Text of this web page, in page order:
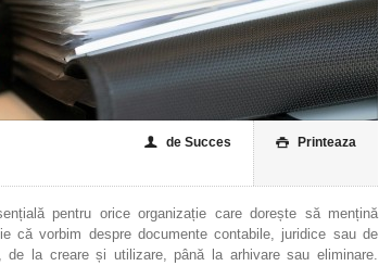
 Printeaza
👤 de Succes
pentru orice organizație care dorește să mențină
că vorbim despre documente contabile, juridice sau de
la creare și utilizare, până la arhivare sau eliminare.